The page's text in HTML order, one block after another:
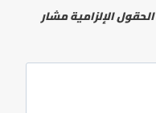
الحقول الإلزامية مشار